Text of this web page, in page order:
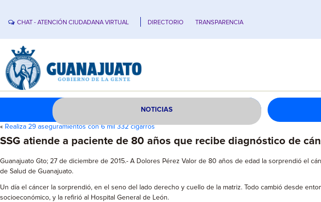
CHAT - ATENCIÓN CIUDADANA VIRTUAL DIRECTORIO TRANSPARENCIA
NOTICIAS
« Realiza 29 aseguramientos con 6 mil 332 cigarros
SSG atiende a paciente de 80 años que recibe diagnóstico de
Guanajuato Gto; 27 de diciembre de 2015.- A Dolores Pérez Valor de 80 años de edad la sorprendió el
de Salud de Guanajuato.
Un día el cáncer la sorprendió, en el seno del lado derecho y cuello de la matriz. Todo cambió desde
socioeconómico, y la refirió al Hospital General de León.